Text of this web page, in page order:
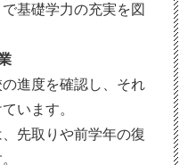
基礎学力の充実を図
進度を確認し、それ
います。
先取りや前学年の復